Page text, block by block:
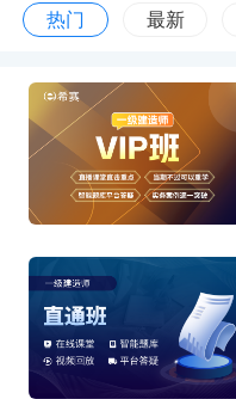
热门 最新